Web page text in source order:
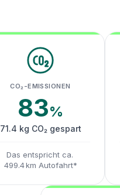
CO₂-EMISSIONEN
83%
71.4 kg CO₂ gespart
Das entspricht ca.
499.4 km Autofahrt*